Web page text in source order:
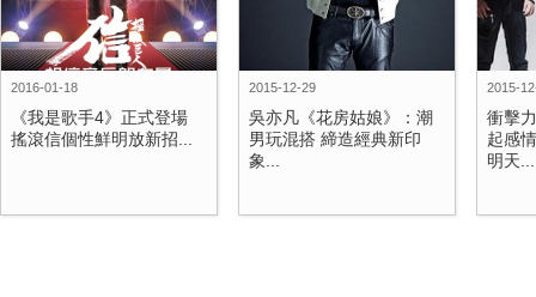
2016-01-18
《我是歌手4》正式登場
搖滾信個性鮮明放新招...
2015-12-29
吳亦凡《花房姑娘》：潮
男玩混搭 締造經典新印
象...
2015-
衝擊
起感
明天...